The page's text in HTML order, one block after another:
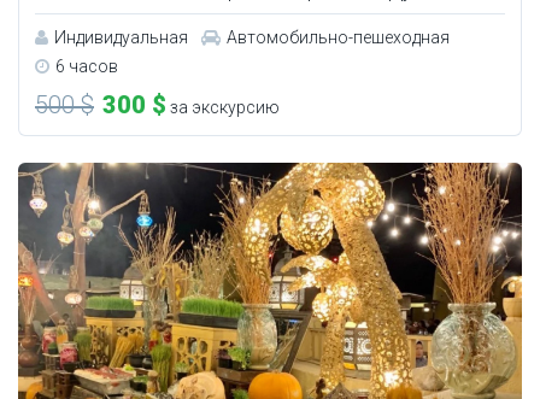
Индивидуальная
Автомобильно-пешеходная
6 часов
500 $ 300 $ за экскурсию